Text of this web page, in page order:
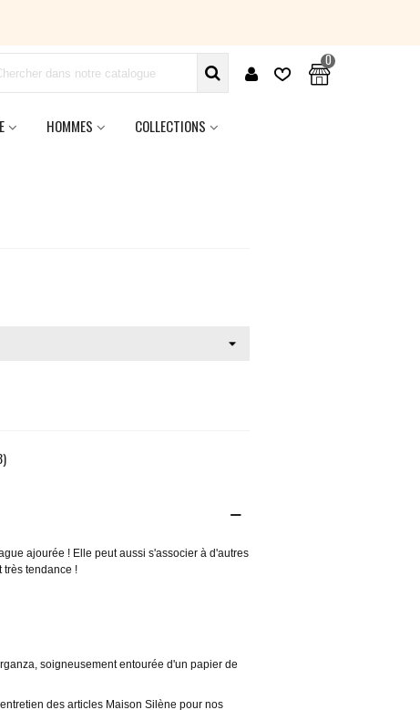
0
HOMMES COLLECTIONS
)
ajourée ! Elle peut aussi s'associer à d'autres
très tendance !
soigneusement entourée d'un papier de
des articles Maison Silène pour nos